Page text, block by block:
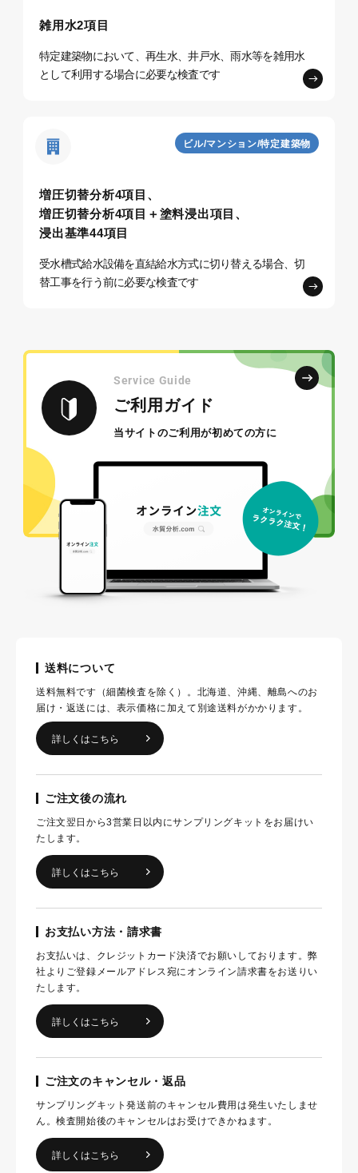
雑用水2項目
特定建築物において、再生水、井戸水、雨水等を雑用水
として利用する場合に必要な検査です
ビル/マンション/特定建築物
増圧切替分析4項目、
増圧切替分析4項目＋塗料浸出項目、
浸出基準44項目
受水槽式給水設備を直結給水方式に切り替える場合、切
替工事を行う前に必要な検査です
Service Guide
ご利用ガイド
当サイトのご利用が初めての方に
送料について
送料無料です（細菌検査を除く）。北海道、沖縄、離島へのお
届け・返送には、表示価格に加えて別途送料がかかります。
詳しくはこちら
ご注文後の流れ
ご注文翌日から3営業日以内にサンプリングキットをお届けい
たします。
詳しくはこちら
お支払い方法・請求書
お支払いは、クレジットカード決済でお願いしております。弊
社よりご登録メールアドレス宛にオンライン請求書をお送りい
たします。
詳しくはこちら
ご注文のキャンセル・返品
サンプリングキット発送前のキャンセル費用は発生いたしませ
ん。検査開始後のキャンセルはお受けできかねます。
詳しくはこちら